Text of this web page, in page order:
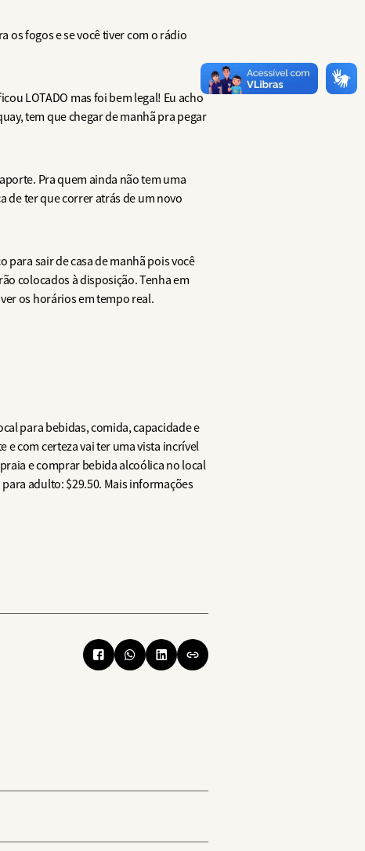
os fogos e se você tiver com o rádio
LOTADO mas foi bem legal! Eu acho
tem que chegar de manhã pra pegar
Pra quem ainda não tem uma
de ter que correr atrás de um novo
para sair de casa de manhã pois você
colocados à disposição. Tenha em
os horários em tempo real.
para bebidas, comida, capacidade e
com certeza vai ter uma vista incrível
e comprar bebida alcoólica no local
adulto: $29.50. Mais informações